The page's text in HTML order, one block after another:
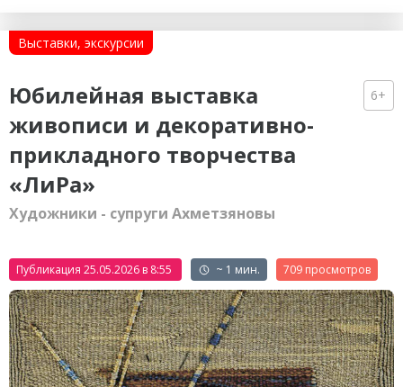
Выставки, экскурсии
Юбилейная выставка
живописи и декоративно-
прикладного творчества
«ЛиРа»
6+
Художники - супруги Ахметзяновы
Публикация 25.05.2026 в 8:55 ~ 1 мин. 709